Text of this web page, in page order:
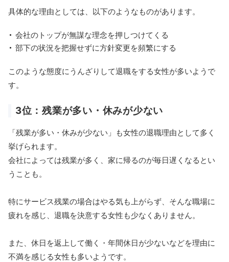
具体的な理由としては、以下のようなものがあります。
会社のトップが無謀な理念を押しつけてくる
部下の状況を把握せずに方針変更を頻繁にする
このような態度にうんざりして退職をする女性が多いようで
す。
3位：残業が多い・休みが少ない
「残業が多い・休みが少ない」も女性の退職理由として多く
挙げられます。
会社によっては残業が多く、家に帰るのが毎日遅くなるとい
うことも。
特にサービス残業の場合はやる気も上がらず、そんな職場に
疲れを感じ、退職を決意する女性も少なくありません。
また、休日を返上して働く・年間休日が少ないなどを理由に
不満を感じる女性も多いようです。